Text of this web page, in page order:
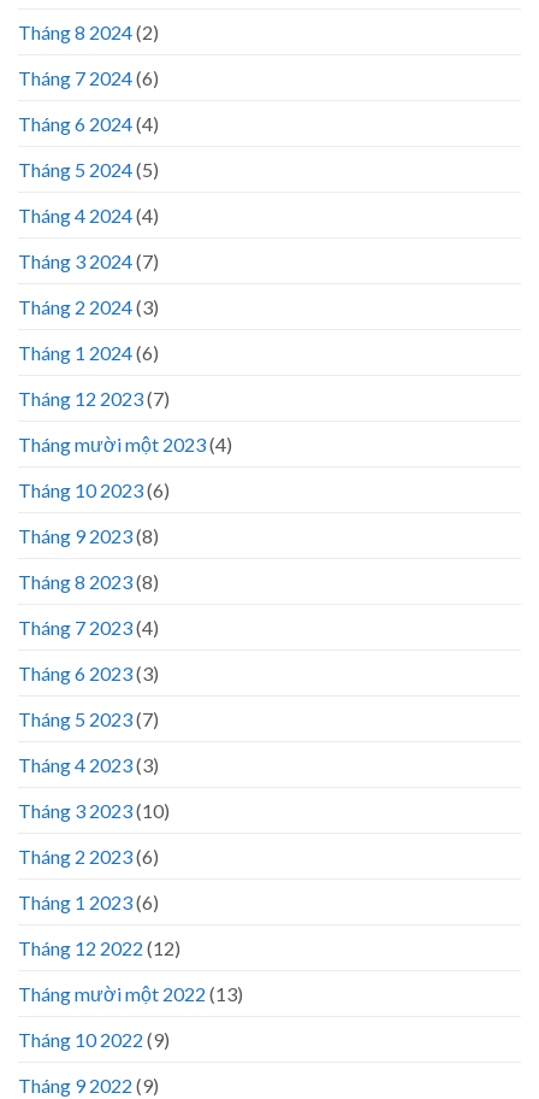
Tháng 8 2024(2)
Tháng 7 2024(6)
Tháng 6 2024(4)
Tháng 5 2024(5)
Tháng 4 2024(4)
Tháng 3 2024(7)
Tháng 2 2024(3)
Tháng 1 2024(6)
Tháng 12 2023(7)
Tháng mười một 2023(4)
Tháng 10 2023(6)
Tháng 9 2023(8)
Tháng 8 2023(8)
Tháng 7 2023(4)
Tháng 6 2023(3)
Tháng 5 2023(7)
Tháng 4 2023(3)
Tháng 3 2023(10)
Tháng 2 2023(6)
Tháng 1 2023(6)
Tháng 12 2022 (12)
Tháng mười một 2022 (13)
Tháng 10 2022 (9)
Tháng 9 2022 (9)